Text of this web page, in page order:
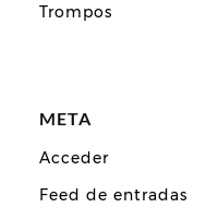
Trompos
META
Acceder
Feed de entradas